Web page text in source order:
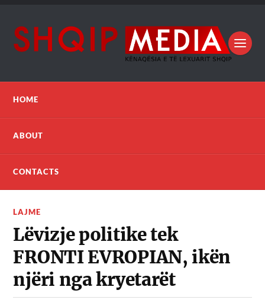
HOME
ABOUT
CONTACTS
LAJME
Lëvizje politike tek
FRONTI EVROPIAN, ikën
njëri nga kryetarët